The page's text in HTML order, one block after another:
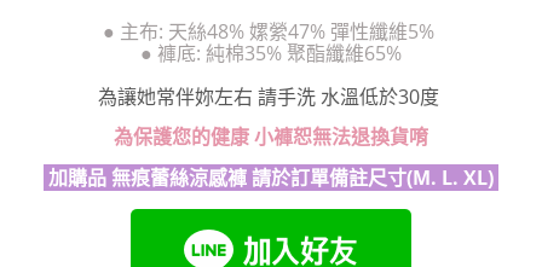
澳門直送- 順豐海外● 主布: 天絲48% 嫘縈47% 彈性纖維5%
● 褲底: 純棉35% 聚酯纖維65%
為讓她常伴妳左右 請手洗 水溫低於30度
為保護您的健康 小褲恕無法退換貨唷
加購品 無痕蕾絲涼感褲 請於訂單備註尺寸(M. L. XL)